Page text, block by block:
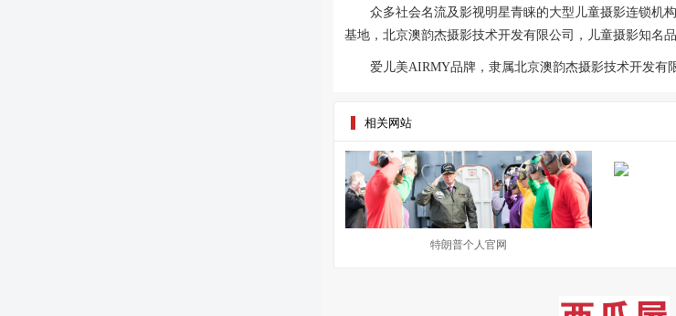
众多社会名流及影视明星青睐的大型儿童摄影连锁机
基地，北京澳韵杰摄影技术开发有限公司，儿童摄影知名
爱儿美AIRMY品牌，隶属北京澳韵杰摄影技术开发有
相关网站
特朗普个人官网